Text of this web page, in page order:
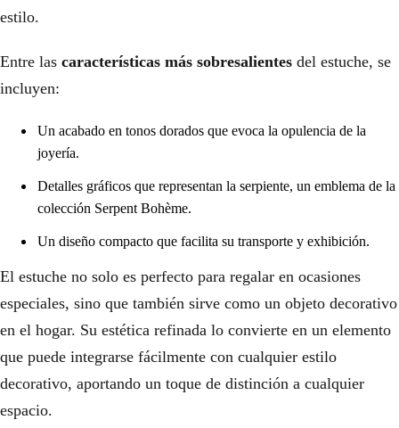
estilo.
Entre las características más sobresalientes del estuche, se
incluyen:
Un acabado en tonos dorados que evoca la opulencia de la
joyería.
Detalles gráficos que representan la serpiente, un emblema de la
colección Serpent Bohème.
Un diseño compacto que facilita su transporte y exhibición.
El estuche no solo es perfecto para regalar en ocasiones
especiales, sino que también sirve como un objeto decorativo
en el hogar. Su estética refinada lo convierte en un elemento
que puede integrarse fácilmente con cualquier estilo
decorativo, aportando un toque de distinción a cualquier
espacio.